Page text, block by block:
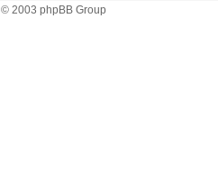
© 2003 phpBB Group